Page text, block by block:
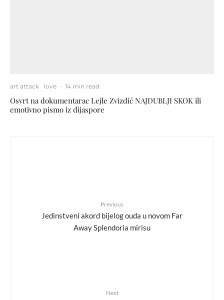
art attack love · 14 min read
Osvrt na dokumentarac Lejle Zvizdić NAJDUBLJI SKOK ili
emotivno pismo iz dijaspore
Previous
Jedinstveni akord bijelog ouda u novom Far
Away Splendoria mirisu
Next